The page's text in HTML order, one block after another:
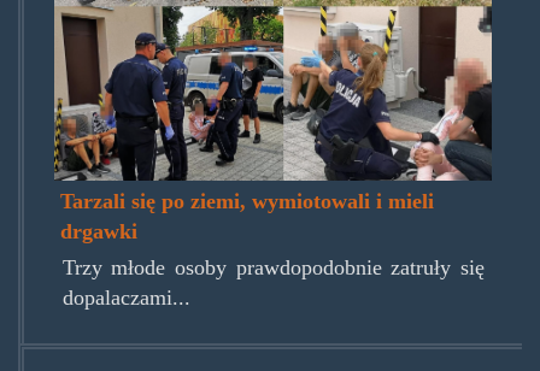
Tarzali się po ziemi, wymiotowali i mieli
drgawki
Trzy młode osoby prawdopodobnie zatruły się
dopalaczami...